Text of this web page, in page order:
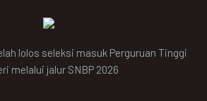
lolos seleksi masuk Perguruan Tinggi
melalui jalur SNBP 2026